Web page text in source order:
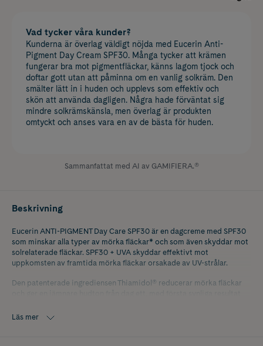
Vad tycker våra kunder?
Kunderna är överlag väldigt nöjda med Eucerin Anti-
Pigment Day Cream SPF30. Många tycker att krämen
fungerar bra mot pigmentfläckar, känns lagom tjock och
doftar gott utan att påminna om en vanlig solkräm. Den
smälter lätt in i huden och upplevs som effektiv och
skön att använda dagligen. Några hade förväntat sig
mindre solkrämskänsla, men överlag är produkten
omtyckt och anses vara en av de bästa för huden.
Sammanfattat med AI av GAMIFIERA.®
Beskrivning
Eucerin ANTI-PIGMENT Day Care SPF30 är en dagcreme med SPF30
som minskar alla typer av mörka fläckar* och som även skyddar mot
solrelaterade fläckar. SPF30 + UVA skyddar effektivt mot
uppkomsten av framtida mörka fläckar orsakade av UV-strålar.
Den patenterade ingrediensen Thiamidol® reducerar mörka fläckar
Läs mer